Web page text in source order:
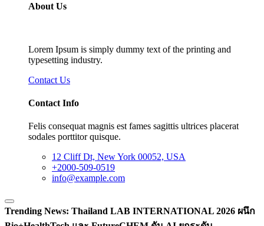
About Us
Lorem Ipsum is simply dummy text of the printing and
typesetting industry.
Contact Us
Contact Info
Felis consequat magnis est fames sagittis ultrices placerat
sodales porttitor quisque.
12 Cliff Dt, New York 00052, USA
+2000-509-0519
info@example.com
Trending News: Thailand LAB INTERNATIONAL 2026 ผนึก